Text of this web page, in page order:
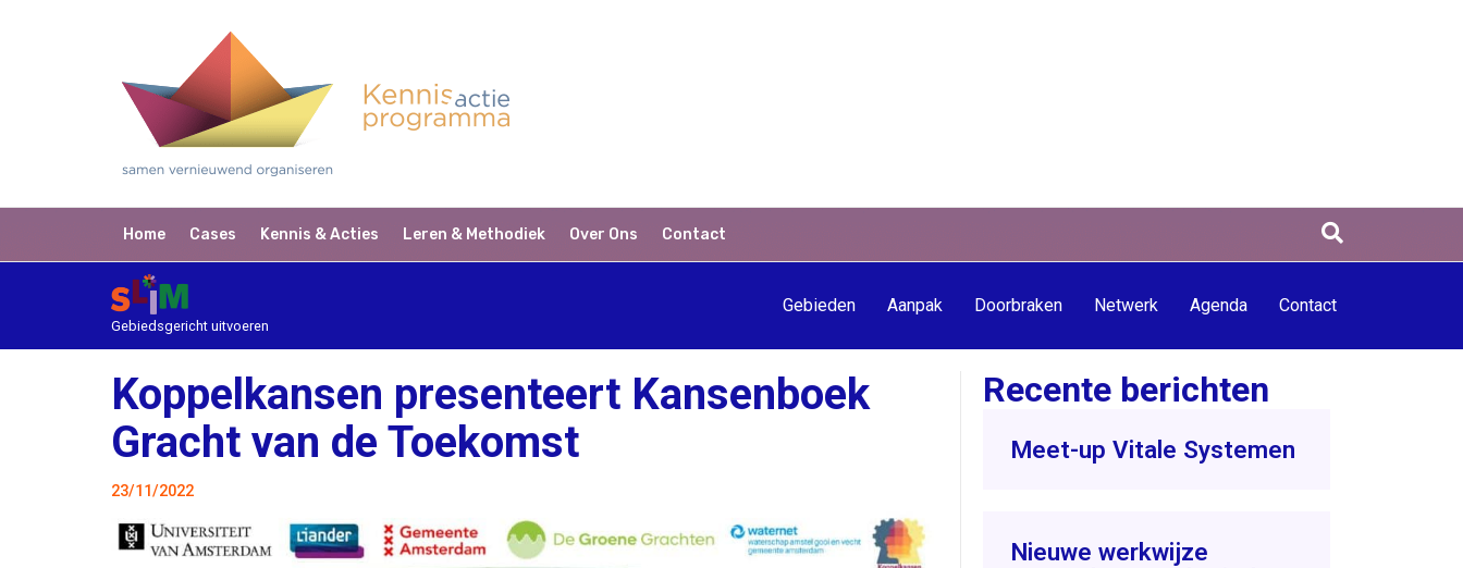
Home Cases Kennis & Acties Leren & Methodiek Over Ons Contact
Gebiedsgericht uitvoeren
Gebieden Aanpak Doorbraken Netwerk Agenda Contact
Koppelkansen presenteert Kansenboek
Gracht van de Toekomst
23/11/2022
Recente berichten
Meet-up Vitale Systemen
Nieuwe werkwijze